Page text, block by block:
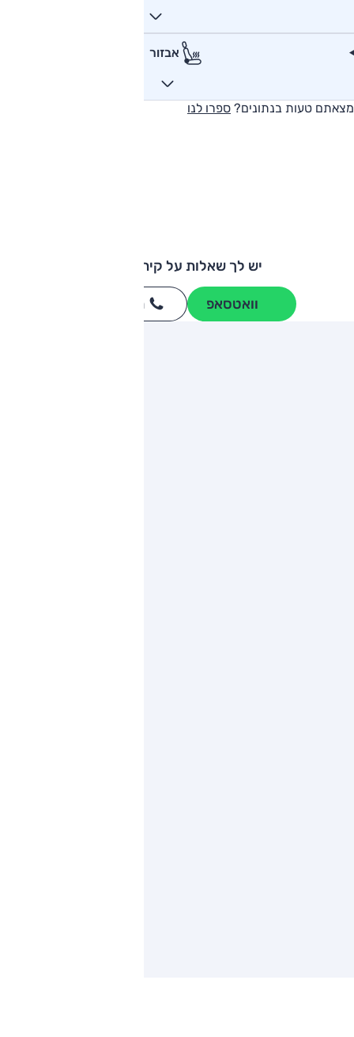
אבזור
מצאתם טעות בנתונים? ספרו לנו
יש לך שאלות על קיה פורטה?
וואטסאפ חייגו
מותגים מתחרים